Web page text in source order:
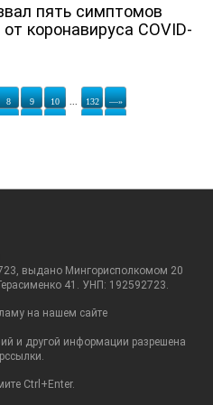
пять симптомов
коронавируса COVID-
8 9 10 132 —»
выдано Мингорисполкомом 20
41. УНП: 192592723.
на нашем сайте
и другой информации разрешена
Ctrl+Enter.